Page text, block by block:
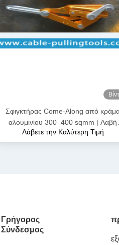
Σφιγκτήρας Come-Along από
αλουμινίου 300–400 sqmm | Λαβή
γραμμής μεταφοράς για αγωγούς
AAAC
Λάβετε την Καλύτερη Τιμή
Γρήγορος
Σύνδεσμος